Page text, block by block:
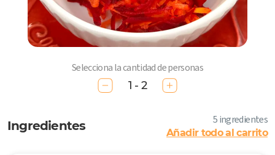
Selecciona la cantidad de personas
1 - 2
Ingredientes 5 ingredientes
Añadir todo al carrito